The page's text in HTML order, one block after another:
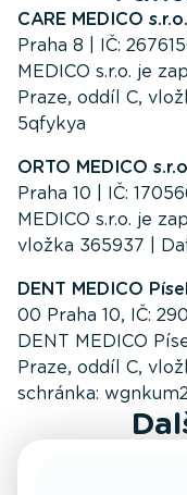
CARE MEDICO s.r.o.
Praha 8 | IČ:
MEDICO s.r.o. je
Praze, oddíl C,
5qfykya
ORTO MEDICO
Praha 10 | IČ:
MEDICO s.r.o. je
vložka 365937 |
DENT MEDICO
00 Praha 10, IČ:
DENT MEDICO
Praze, oddíl C,
schránka: